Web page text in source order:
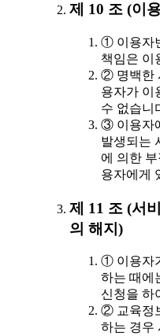
제 10 조 (이
① 이용자
책임은 이
② 명백한
용자가 이
수 없습니
③ 이용자
발생되는
에 의한
용자에게
제 11 조 (서
의 해지)
① 이용자
하는 때에
신청을 하
② 교육정
하는 경우